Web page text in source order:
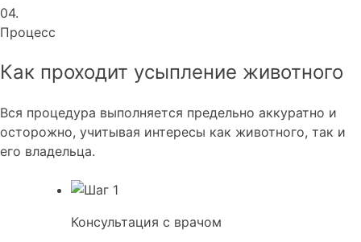
04.
Процесс
Как проходит усыпление животного
Вся процедура выполняется предельно аккуратно и
осторожно, учитывая интересы как животного, так и
его владельца.
Консультация с врачом